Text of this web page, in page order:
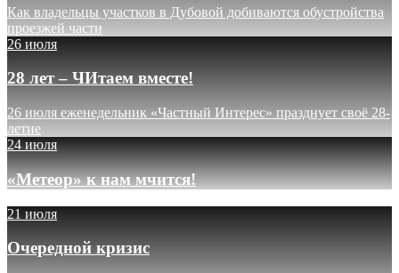
Как владельцы участков в Дубовой добиваются обустройства
проезжей части
26 июля
28 лет – ЧИтаем вместе!
26 июля еженедельник «Частный Интерес» празднует своё 28-
летие
24 июля
«Метеор» к нам мчится!
21 июля
Очередной кризис